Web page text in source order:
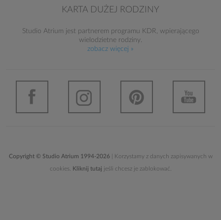
KARTA DUŻEJ RODZINY
Studio Atrium jest partnerem programu KDR, wpierającego
wielodzietne rodziny.
zobacz więcej »
Copyright © Studio Atrium 1994-2026| Korzystamy z danych zapisywanych w
cookies. Kliknij tutaj jeśli chcesz je zablokować.